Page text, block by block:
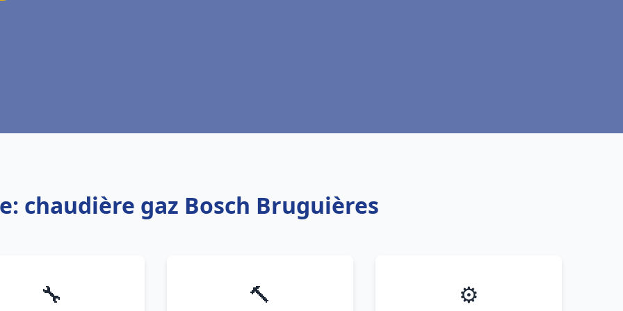
chaudière gaz Bosch Bruguières
🔧 🔨 ⚙️